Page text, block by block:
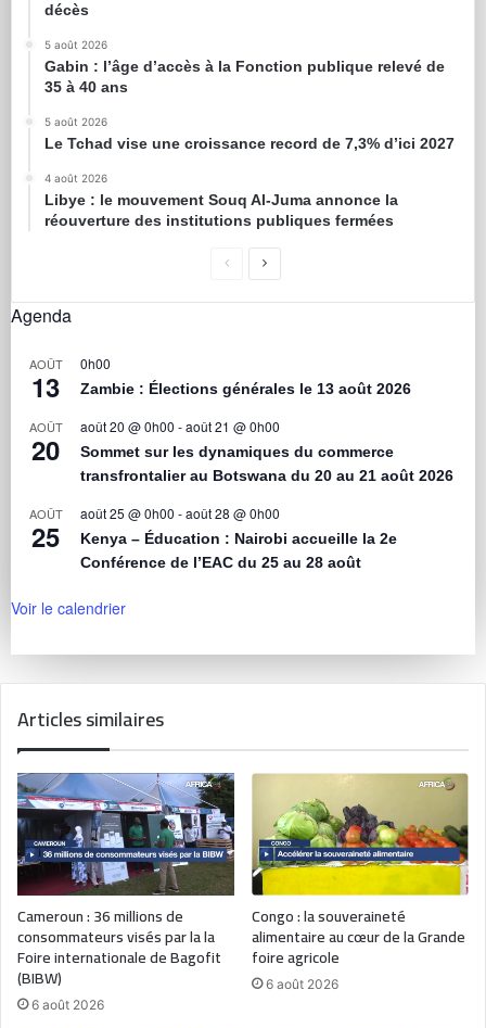
décès
5 août 2026
Gabin : l’âge d’accès à la Fonction publique relevé de
35 à 40 ans
5 août 2026
Le Tchad vise une croissance record de 7,3% d’ici 2027
4 août 2026
Libye : le mouvement Souq Al-Juma annonce la
réouverture des institutions publiques fermées
Agenda
AOÛT
13
0h00
Zambie : Élections générales le 13 août 2026
AOÛT
20
août 20 @ 0h00 -août 21 @ 0h00
Sommet sur les dynamiques du commerce
transfrontalier au Botswana du 20 au 21 août 2026
AOÛT
25
août 25 @ 0h00 -août 28 @ 0h00
Kenya – Éducation : Nairobi accueille la 2e
Conférence de l’EAC du 25 au 28 août
Voir le calendrier
Articles similaires
Cameroun : 36 millions de
consommateurs visés par la la
Foire internationale de Bagofit
(BIBW)
6 août 2026
Congo : la souveraineté
alimentaire au cœur de la Grande
foire agricole
6 août 2026